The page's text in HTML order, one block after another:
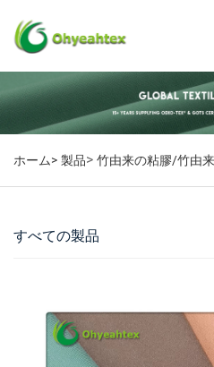
ホーム> 製品> 竹由来の粘膠/竹由
すべての製品